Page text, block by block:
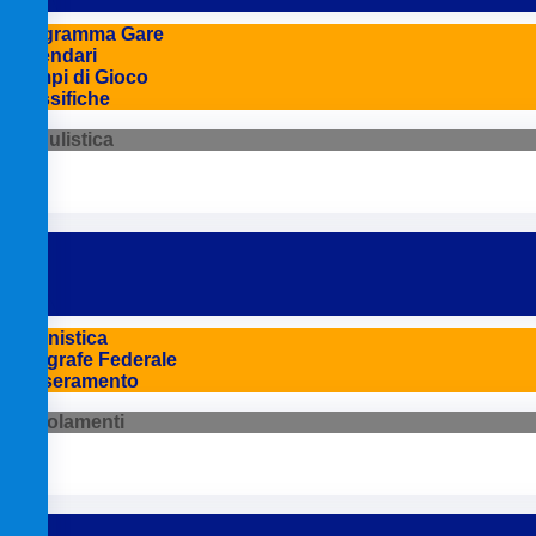
Programma Gare
Calendari
Campi di Gioco
Classifiche
Modulistica
Agonistica
Anagrafe Federale
Tesseramento
Regolamenti